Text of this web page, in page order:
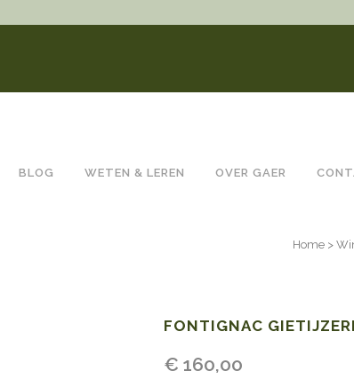
BLOG WETEN & LEREN OVER GAER
Home >
FONTIGNAC
€ 160,00